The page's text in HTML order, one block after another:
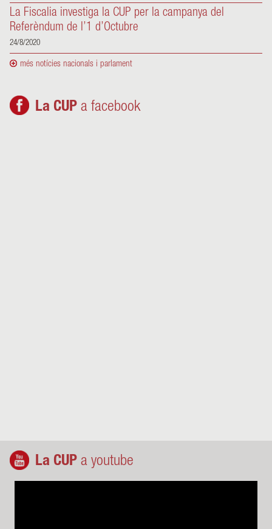
La Fiscalia investiga la CUP per la campanya del
Referèndum de l’1 d’Octubre
24/8/2020
més notícies nacionals i parlament
La CUP a facebook
La CUP a youtube